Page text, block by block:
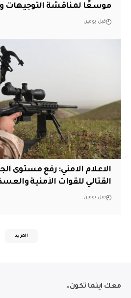
موسعًا لمناقشة التوجيهات
قبل يومين
الاعلام الامني: رفع مستوى
القتالي للقوات الأمنية
قبل يومين
المزيد
معك اينما تكون..